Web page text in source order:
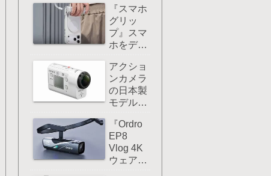
方がおす
すめ！
アクショ
ンカメラ
を安くコ
スパ重視
ら選択肢
としてア
リだ！
『スマホ
グリッ
プ』スマ
ホをデジ
いに使い
たいなら
こんなア
クセサリ
とグー！
アクショ
ンカメラ
の日本製
モデルは
らすでに
製造が終
了してし
まってい
『Ordro
EP8
Vlog 4K
ウェアブ